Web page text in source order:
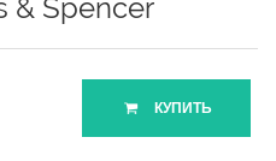
& Spencer
КУПИТЬ